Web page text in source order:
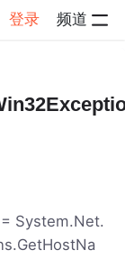
登录 频道
System.Net.